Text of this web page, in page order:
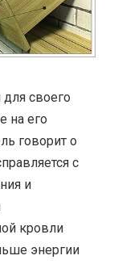
своего
на его
говорит о
с
и
кровли
энергии